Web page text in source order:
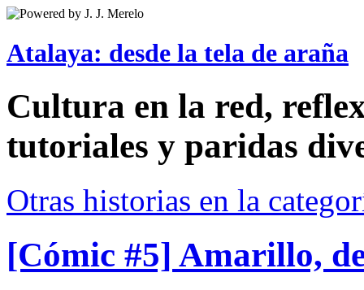
Atalaya: desde la tela de araña
Cultura en la red,
tutoriales y paridas
Otras historias en la
[Cómic #5] Amarillo,